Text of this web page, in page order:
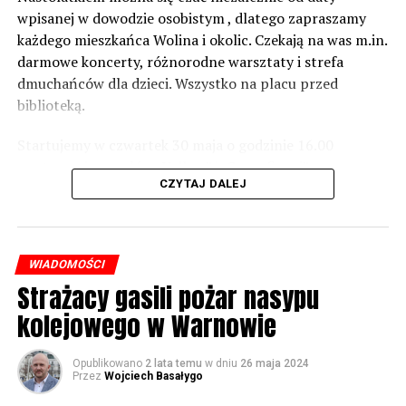
norm dopuszczalnego hałasu, no to nie możemy nic
zrobić. Tam są odpowiednie normy – 61 i 56 decybeli –
zaznacza.
Foto: Wojciech Basałygo
wpisanej w dowodzie osobistym , dlatego zapraszamy
każdego mieszkańca Wolina i okolic. Czekają na was m.in.
darmowe koncerty, różnorodne warsztaty i strefa
dmuchańców dla dzieci. Wszystko na placu przed
biblioteką.
występami zespołów „Yellow” i „Specyficzni”.
CZYTAJ DALEJ
WIADOMOŚCI
Strażacy gasili pożar nasypu
kolejowego w Warnowie
Opublikowano 2 lata temu w dniu 26 maja 2024
Przez Wojciech Basałygo